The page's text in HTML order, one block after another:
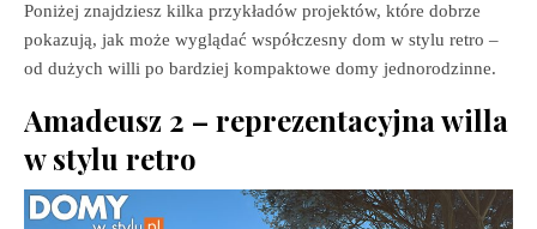
Poniżej znajdziesz kilka przykładów projektów, które dobrze
pokazują, jak może wyglądać współczesny dom w stylu retro –
od dużych willi po bardziej kompaktowe domy jednorodzinne.
Amadeusz 2 – reprezentacyjna willa
w stylu retro